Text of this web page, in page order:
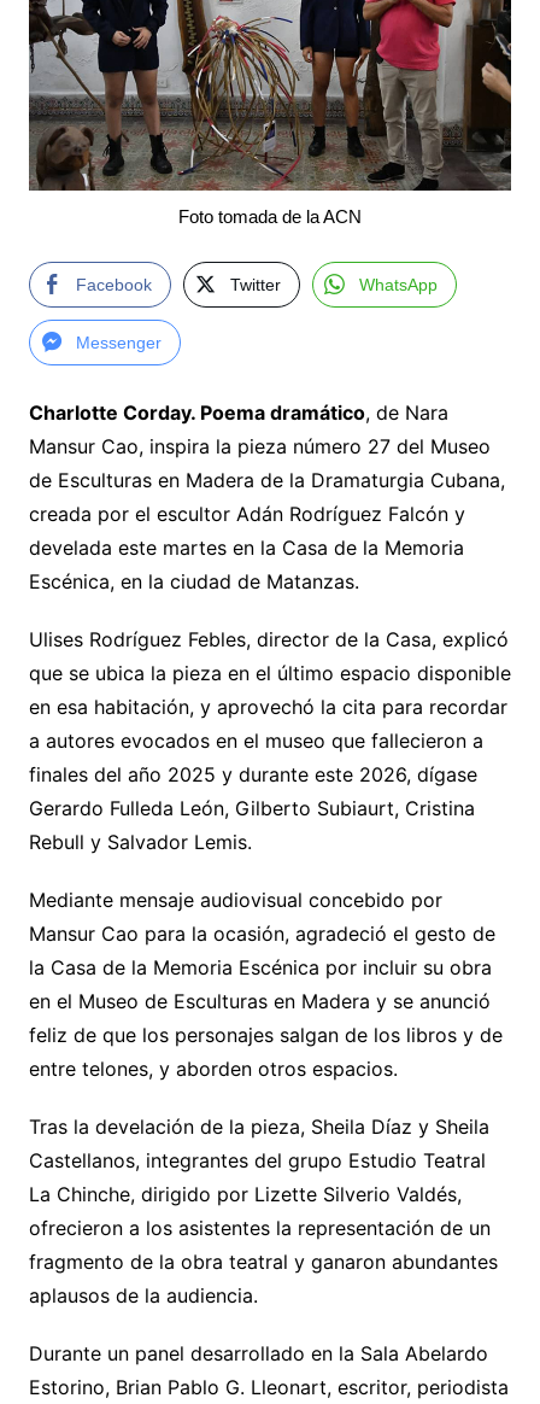
Foto tomada de la ACN
Facebook Twitter WhatsApp
Messenger
Charlotte Corday. Poema dramático, de Nara
Mansur Cao, inspira la pieza número 27 del Museo
de Esculturas en Madera de la Dramaturgia Cubana,
creada por el escultor Adán Rodríguez Falcón y
develada este martes en la Casa de la Memoria
Escénica, en la ciudad de Matanzas.
Ulises Rodríguez Febles, director de la Casa, explicó
que se ubica la pieza en el último espacio disponible
en esa habitación, y aprovechó la cita para recordar
a autores evocados en el museo que fallecieron a
finales del año 2025 y durante este 2026, dígase
Gerardo Fulleda León, Gilberto Subiaurt, Cristina
Rebull y Salvador Lemis.
Mediante mensaje audiovisual concebido por
Mansur Cao para la ocasión, agradeció el gesto de
la Casa de la Memoria Escénica por incluir su obra
en el Museo de Esculturas en Madera y se anunció
feliz de que los personajes salgan de los libros y de
entre telones, y aborden otros espacios.
Tras la develación de la pieza, Sheila Díaz y Sheila
Castellanos, integrantes del grupo Estudio Teatral
La Chinche, dirigido por Lizette Silverio Valdés,
ofrecieron a los asistentes la representación de un
fragmento de la obra teatral y ganaron abundantes
aplausos de la audiencia.
Durante un panel desarrollado en la Sala Abelardo
Estorino, Brian Pablo G. Lleonart, escritor, periodista